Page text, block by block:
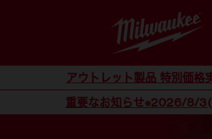
コンテンツにスキップアウトレット製品 特別価格
重要なお知らせ※2026/8/